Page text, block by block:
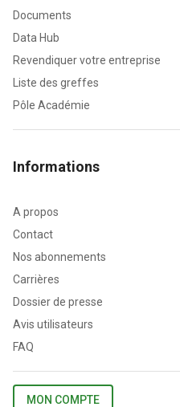
Documents
Data Hub
Revendiquer votre entreprise
Liste des greffes
Pôle Académie
Informations
A propos
Contact
Nos abonnements
Carrières
Dossier de presse
Avis utilisateurs
FAQ
MON COMPTE